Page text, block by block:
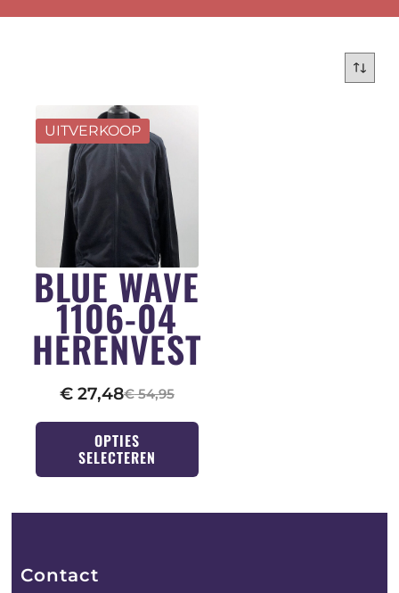
UITVERKOOP
BLUE WAVE
1106-04
HERENVEST
€54,95
€27,48
OPTIES
SELECTEREN
Contact